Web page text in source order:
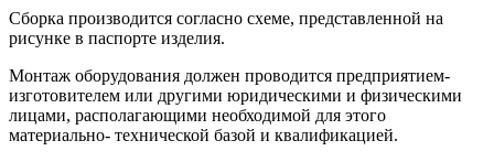
Сборка производится согласно схеме, представленной на
рисунке в паспорте изделия.
Монтаж оборудования должен проводится предприятием-
изготовителем или другими юридическими и физическими
лицами, располагающими необходимой для этого
материально- технической базой и квалификацией.